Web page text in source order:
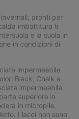
section
pronti per
imbottitura ti
e la suola in
in condizioni di
impermeabile
Black, Chalk e
impermeabile
superiore in
in micropile.
I lacci non sono